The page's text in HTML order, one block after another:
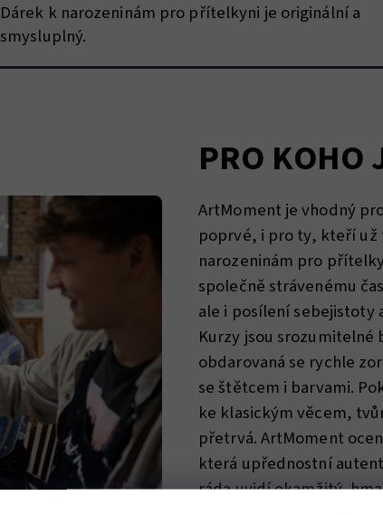
Dárek k narozeninám pro přítelkyni je originální a
smysluplný.
PRO KOHO
ArtMoment je vhodný
poprvé, i pro ty, kteří už
narozeninám pro
společně strávenému
ale i posílení sebejistoty
Kurzy jsou
obdarovaná se rychle
se štětcem i barvami.
ke klasickým věcem,
přetrvá. ArtMoment
která upřednostní
ráda uvidí okamžitý,